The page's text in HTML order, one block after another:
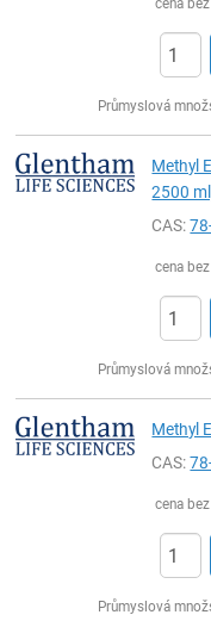
cena
Průmyslová
Methyl
2500
CAS:
cena
Průmyslová
Methyl
CAS:
cena
Průmyslová